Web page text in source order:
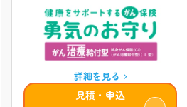
詳細を見る
見積・申込